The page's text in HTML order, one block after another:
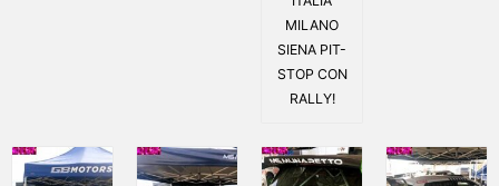
MILANO
SIENA PIT-
STOP CON
RALLY!